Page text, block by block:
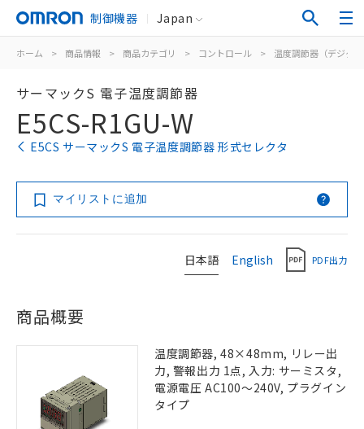
制御機器 Japan
ホーム > 商品情報 > 商品カテゴリ > コントロール > 温度調節器（デジタ
サーマックS 電子温度調節器
E5CS-R1GU-W
E5CS サーマックS 電子温度調節器 形式セレクタ
マイリストに追加
日本語 English PDF出力
商品概要
温度調節器, 48×48mm, リレー出
力, 警報出力 1点, 入力: サーミスタ,
電源電圧 AC100～240V, プラグイン
タイプ